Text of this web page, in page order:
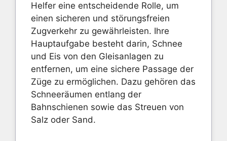
Helfer eine entscheidende Rolle, um
einen sicheren und störungsfreien
Zugverkehr zu gewährleisten. Ihre
Hauptaufgabe besteht darin, Schnee
und Eis von den Gleisanlagen zu
entfernen, um eine sichere Passage der
Züge zu ermöglichen. Dazu gehören das
Schneeräumen entlang der
Bahnschienen sowie das Streuen von
Salz oder Sand.